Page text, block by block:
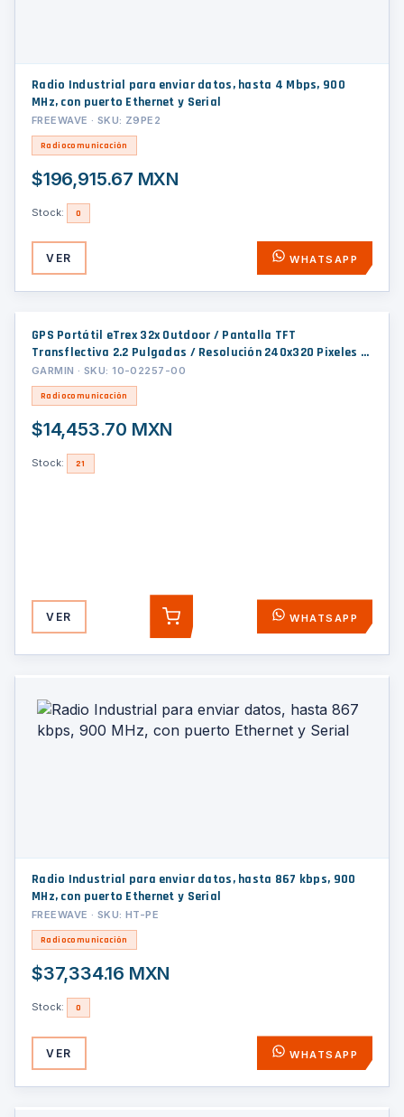
Radio Industrial para enviar datos, hasta 4 Mbps, 900
MHz, con puerto Ethernet y Serial
FREEWAVE · SKU: Z9PE2
Radiocomunicación
$196,915.67 MXN
Stock: 0
VER WHATSAPP
GPS Portátil eTrex 32x Outdoor / Pantalla TFT
Transflectiva 2.2 Pulgadas / Resolución 240x320 Pixeles /
Brújula 3 Ejes / Altímetro Barométrico / GPS + GLONASS / 8
GB Memoria / IPX7 / Compatible ANT+
GARMIN · SKU: 10-02257-00
Radiocomunicación
$14,453.70 MXN
Stock: 21
VER AGREGAR WHATSAPP
Radio Industrial para enviar datos, hasta 867 kbps, 900
MHz, con puerto Ethernet y Serial
FREEWAVE · SKU: HT-PE
Radiocomunicación
$37,334.16 MXN
Stock: 0
VER WHATSAPP